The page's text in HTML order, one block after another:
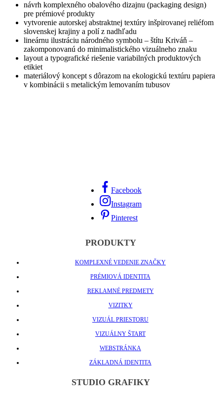
návrh komplexného obalového dizajnu (packaging design)
pre prémiové produkty
vytvorenie autorskej abstraktnej textúry inšpirovanej reliéfom
slovenskej krajiny a polí z nadhľadu
lineárnu ilustráciu národného symbolu – štítu Kriváň –
zakomponovanú do minimalistického vizuálneho znaku
layout a typografické riešenie variabilných produktových
etikiet
materiálový koncept s dôrazom na ekologickú textúru papiera
v kombinácii s metalickým lemovaním tubusov
Facebook
Instagram
Pinterest
PRODUKTY
KOMPLEXNÉ VEDENIE ZNAČKY
PRÉMIOVÁ IDENTITA
REKLAMNÉ PREDMETY
VIZITKY
VIZUÁL PRIESTORU
VIZUÁLNY ŠTART
WEBSTRÁNKA
ZÁKLADNÁ IDENTITA
STUDIO GRAFIKY